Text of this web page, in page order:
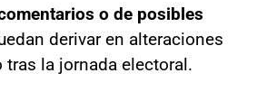
o de posibles
derivar en alteraciones
la jornada electoral.